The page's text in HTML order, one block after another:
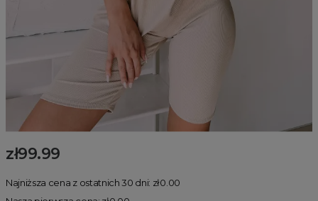
zł99.99
Najniższa cena z ostatnich 30 dni: zł0.00